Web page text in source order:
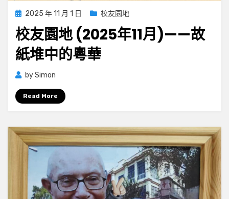
Posted
on
2025 年 11 月 1 日 校友園地
校友園地 (2025年11月)——故
紙堆中的粵華
bySimon
Read More